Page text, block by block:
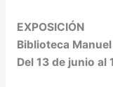
EXPOSICIÓN
Biblioteca
Del 13 de junio al